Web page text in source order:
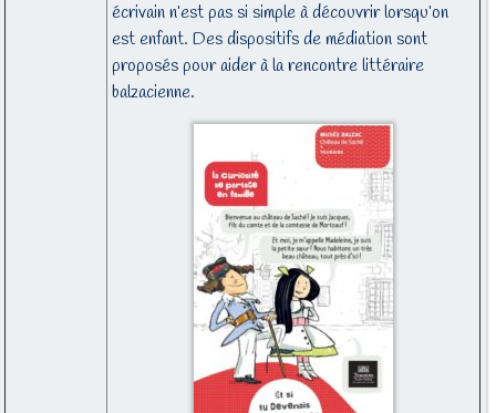
écrivain n’est pas si simple à découvrir lorsqu’on
est enfant. Des dispositifs de médiation sont
proposés pour aider à la rencontre littéraire
balzacienne.